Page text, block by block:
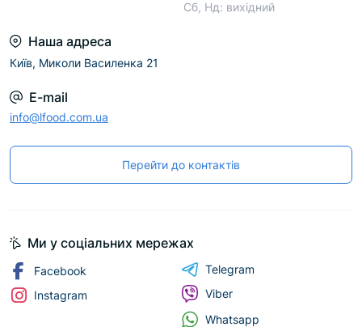
Сб, Нд: вихідний
Наша адреса
Київ, Миколи Василенка 21
E-mail
info@lfood.com.ua
Перейти до контактів
Ми у соціальних мережах
Facebook
Instagram
Telegram
Viber
Whatsapp